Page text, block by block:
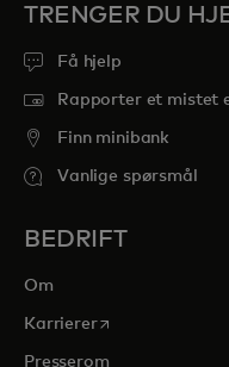
TRENGER DU
Få hjelp
Rapporter et mistet
Finn minibank
Vanlige spørsmål
BEDRIFT
Om
Karriereropens in a new
Presserom